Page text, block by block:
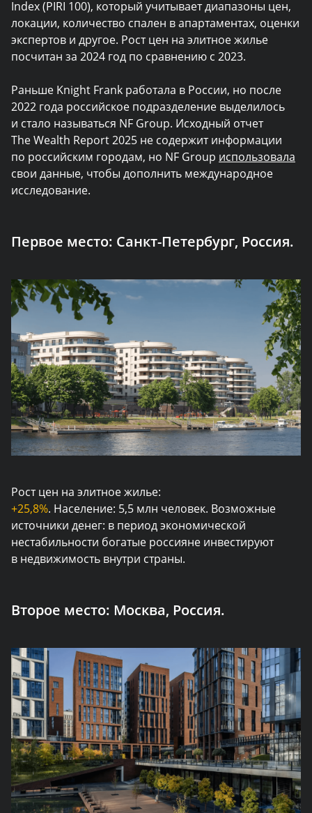
Index (PIRI 100), который учитывает диапазоны цен,
локации, количество спален в апартаментах, оценки
экспертов и другое. Рост цен на элитное жилье
посчитан за 2024 год по сравнению с 2023.
Раньше Knight Frank работала в России, но после
2022 года российское подразделение выделилось
и стало называться NF Group. Исходный отчет
The Wealth Report 2025 не содержит информации
по российским городам, но NF Group использовала
свои данные, чтобы дополнить международное
исследование.
Первое место: Санкт-Петербург, Россия.
Рост цен на элитное жилье:
+25,8%. Население: 5,5 млн человек. Возможные
источники денег: в период экономической
нестабильности богатые россияне инвестируют
в недвижимость внутри страны.
Второе место: Москва, Россия.